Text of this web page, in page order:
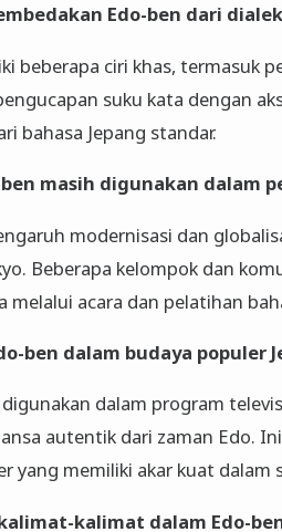
Edo-ben dari
beberapa ciri khas, termasuk
suku kata dengan
bahasa Jepang standar.
ben masih digunakan dalam
modernisasi dan
Beberapa kelompok dan
melalui acara dan pelatihan
ben dalam budaya populer
dalam program
autentik dari zaman Edo.
yang memiliki akar kuat dalam
kalimat dalam Edo-